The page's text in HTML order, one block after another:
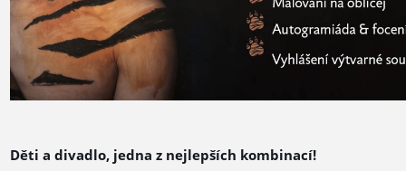
Děti a divadlo, jedna z nejlepších kombinací!